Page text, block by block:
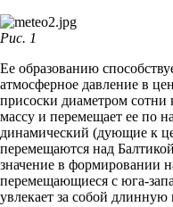
Рис. 1
Ее образованию
атмосферное давление в
присоски диаметром
массу и перемещает ее по
динамический (дующие к
перемещаются над
значение в формировании
перемещающиеся с юга-
увлекает за собой